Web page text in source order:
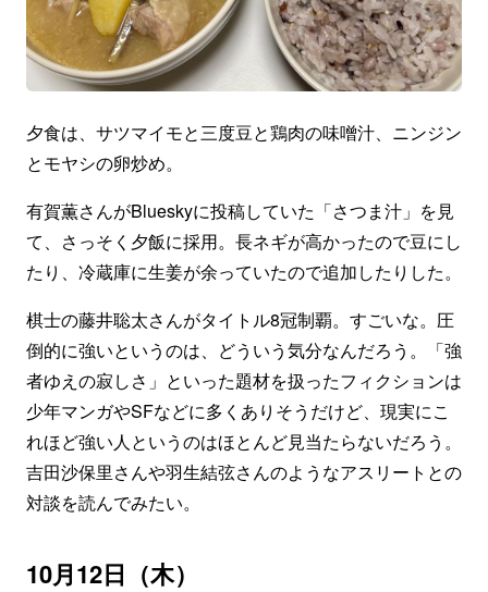
夕食は、サツマイモと三度豆と鶏肉の味噌汁、ニンジン
とモヤシの卵炒め。
有賀薫さんがBlueskyに投稿していた「さつま汁」を見
て、さっそく夕飯に採用。長ネギが高かったので豆にし
たり、冷蔵庫に生姜が余っていたので追加したりした。
棋士の藤井聡太さんがタイトル8冠制覇。すごいな。圧
倒的に強いというのは、どういう気分なんだろう。「強
者ゆえの寂しさ」といった題材を扱ったフィクションは
少年マンガやSFなどに多くありそうだけど、現実にこ
れほど強い人というのはほとんど見当たらないだろう。
吉田沙保里さんや羽生結弦さんのようなアスリートとの
対談を読んでみたい。
10月12日（木）